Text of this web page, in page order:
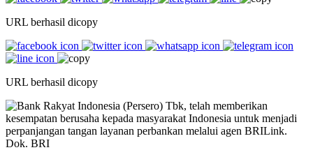
URL berhasil dicopy
URL berhasil dicopy